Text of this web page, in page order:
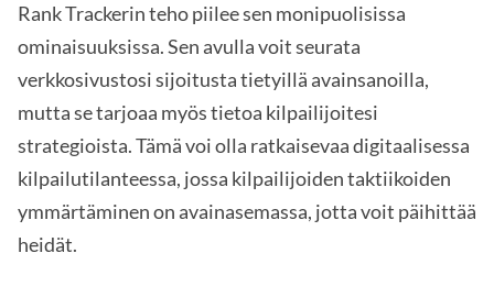
Rank Trackerin teho piilee sen monipuolisissa
ominaisuuksissa. Sen avulla voit seurata
verkkosivustosi sijoitusta tietyillä avainsanoilla,
mutta se tarjoaa myös tietoa kilpailijoitesi
strategioista. Tämä voi olla ratkaisevaa digitaalisessa
kilpailutilanteessa, jossa kilpailijoiden taktiikoiden
ymmärtäminen on avainasemassa, jotta voit päihittää
heidät.